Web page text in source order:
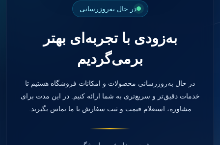
در حال به‌روزرسانی
به‌زودی با تجربه‌ای بهتر
برمی‌گردیم
در حال به‌روزرسانی محصولات و امکانات فروشگاه هستیم تا
خدمات دقیق‌تر و سریع‌تری به شما ارائه کنیم. در این مدت برای
مشاوره، استعلام قیمت و ثبت سفارش با ما تماس بگیرید.
صفحه اصلی
دندانپزشکی
مواد ترمیمی
کامپوزیت
کامپوزیت فلو
اسید اچ
باندینگ
بلیچینگ